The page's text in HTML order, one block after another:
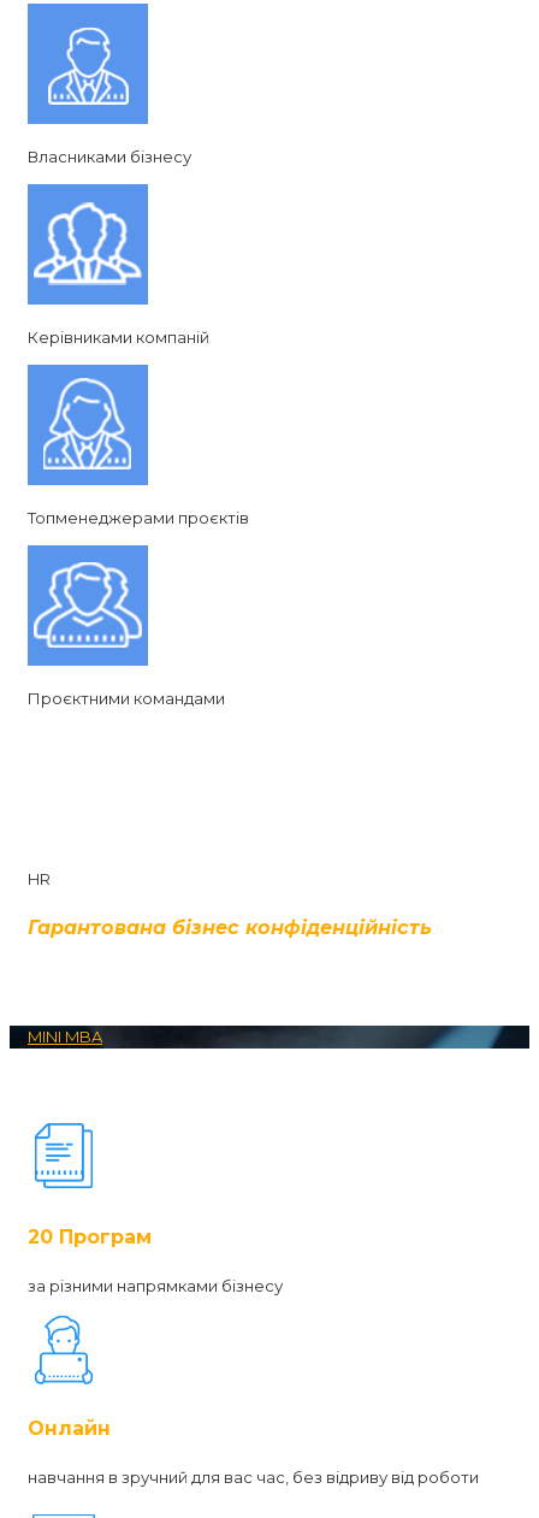
Власниками бізнесу
Керівниками компаній
Топменеджерами проєктів
Проєктними командами
HR
Гарантована бізнес конфіденційність
MINI MBA
20 Програм
за різними напрямками бізнесу
Онлайн
навчання в зручний для вас час, без відриву від роботи